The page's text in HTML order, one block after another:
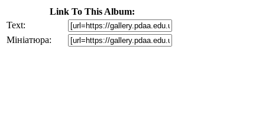
Link To This Album:
Text:
Мініатюра: